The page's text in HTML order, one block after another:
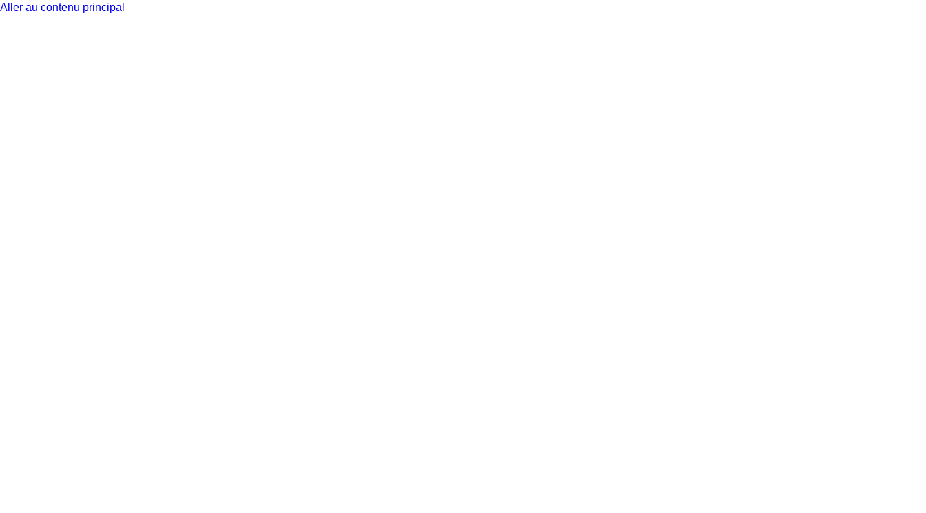
Aller au contenu principal